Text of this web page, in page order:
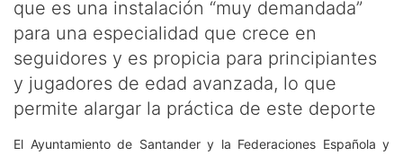
que es una instalación “muy demandada”
para una especialidad que crece en
seguidores y es propicia para principiantes
y jugadores de edad avanzada, lo que
permite alargar la práctica de este deporte
El Ayuntamiento de Santander y la Federaciones Española y